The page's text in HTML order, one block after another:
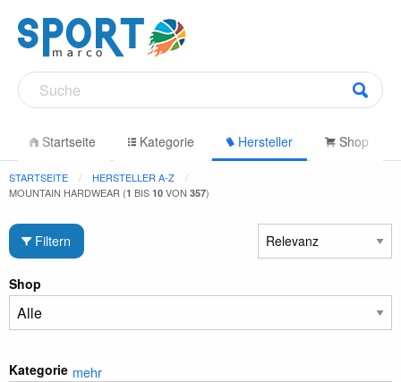
Startseite Kategorie Hersteller Shop
STARTSEITE
HERSTELLER A-Z
MOUNTAIN HARDWEAR (1 BIS 10 VON 357)
Filtern
Shop
Kategorie mehr